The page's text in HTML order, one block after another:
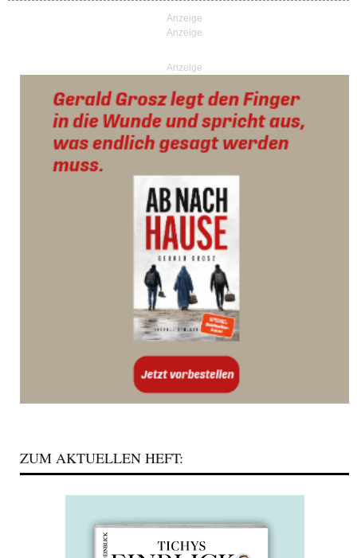
Anzeige
ZUM AKTUELLEN HEFT: